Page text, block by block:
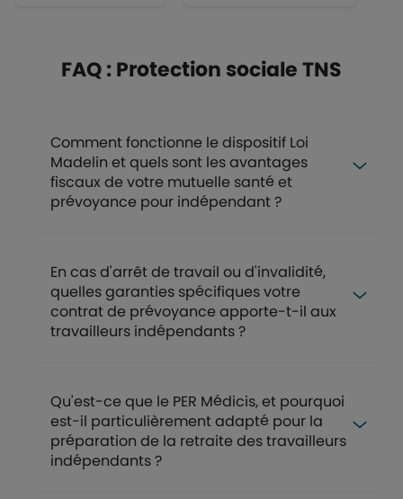
FAQ : Protection sociale TNS
Comment fonctionne le dispositif Loi
Madelin et quels sont les avantages
fiscaux de votre mutuelle santé et
prévoyance pour indépendant ?
En cas d'arrêt de travail ou d'invalidité,
quelles garanties spécifiques votre
contrat de prévoyance apporte-t-il aux
travailleurs indépendants ?
Qu'est-ce que le PER Médicis, et pourquoi
est-il particulièrement adapté pour la
préparation de la retraite des travailleurs
indépendants ?